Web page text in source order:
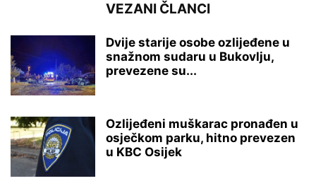
VEZANI ČLANCI
Dvije starije osobe ozlijeđene u
snažnom sudaru u Bukovlju,
prevezene su...
Ozlijeđeni muškarac pronađen u
osječkom parku, hitno prevezen
u KBC Osijek